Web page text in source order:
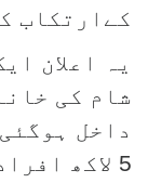
کےارتکاب
یہ اعلان
شام کی
داخل
5 لاکھ